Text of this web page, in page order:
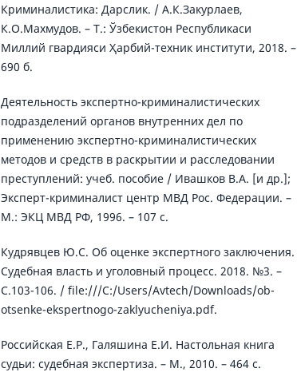
Криминалистика: Дарслик. / А.К.Закурлаев,
К.О.Махмудов. – Т.: Ўзбекистон Республикаси
Миллий гвардияси Ҳарбий-техник институти, 2018. –
690 б.
Деятельность экспертно-криминалистических
подразделений органов внутренних дел по
применению экспертно-криминалистических
методов и средств в раскрытии и расследовании
преступлений: учеб. пособие / Ивашков В.А. [и др.];
Эксперт-криминалист центр МВД Рос. Федерации. –
М.: ЭКЦ МВД РФ, 1996. – 107 с.
Кудрявцев Ю.С. Об оценке экспертного заключения.
Судебная власть и уголовный процесс. 2018. №3. –
С.103-106. / file:///C:/Users/Avtech/Downloads/ob-
otsenke-ekspertnogo-zaklyucheniya.pdf.
Российская Е.Р., Галяшина Е.И. Настольная книга
судьи: судебная экспертиза. – М., 2010. – 464 с.